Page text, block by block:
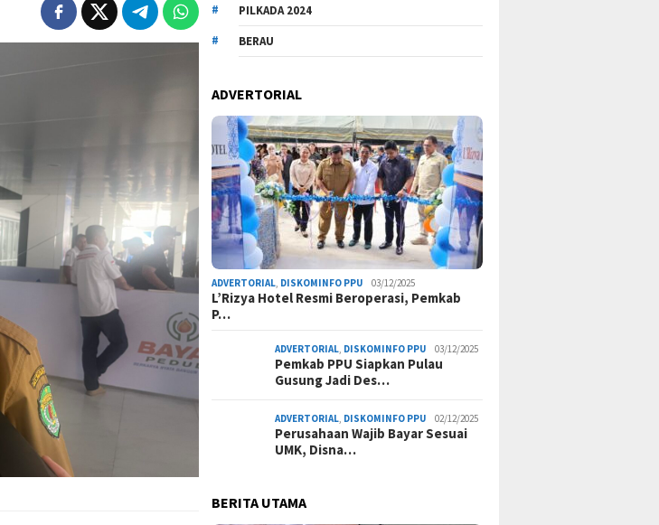
PILKADA 2024
BERAU
ADVERTORIAL
ADVERTORIAL DISKOMINFO PPU 03/12/2025
L’Rizya Hotel Resmi Beroperasi, Pemkab
P…
ADVERTORIAL DISKOMINFO PPU 03/12/2025
Pemkab PPU Siapkan Pulau
Gusung Jadi Des…
ADVERTORIAL DISKOMINFO PPU 02/12/2025
Perusahaan Wajib Bayar Sesuai
UMK, Disna…
BERITA UTAMA